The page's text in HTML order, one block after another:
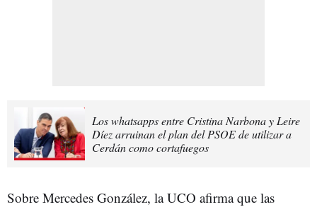
Los whatsapps entre Cristina Narbona y Leire
Díez arruinan el plan del PSOE de utilizar a
Cerdán como cortafuegos
Sobre Mercedes González, la UCO afirma que las